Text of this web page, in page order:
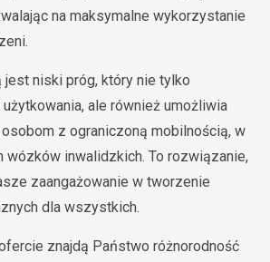
na maksymalne wykorzystanie
niski próg, który nie tylko
ale również umożliwia
z ograniczoną mobilnością, w
wózków inwalidzkich. To rozwiązanie,
zaangażowanie w tworzenie
dla wszystkich.
znajdą Państwo różnorodność